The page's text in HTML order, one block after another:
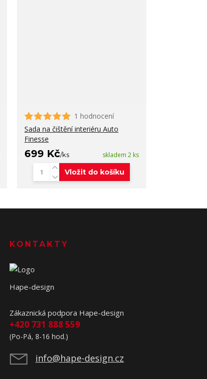
1 hodnocení
Sada na čištění interiéru Auto
Finesse
699 Kč/ks skladem 2 ks
Vložit do košíku
KONTAKTY
Hape-design
Zákaznická podpora Hape-design
+420 731 888 559
(Po-Pá, 8-16 hod.)
info@hape-design.cz